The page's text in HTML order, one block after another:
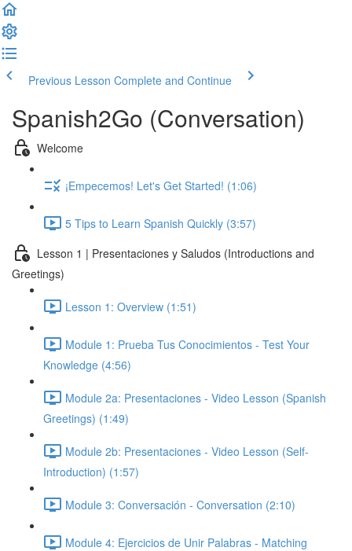
Previous Lesson Complete and Continue
Spanish2Go (Conversation)
Welcome
¡Empecemos! Let's Get Started! (1:06)
5 Tips to Learn Spanish Quickly (3:57)
Lesson 1 | Presentaciones y Saludos (Introductions and
Greetings)
Lesson 1: Overview (1:51)
Module 1: Prueba Tus Conocimientos - Test Your
Knowledge (4:56)
Module 2a: Presentaciones - Video Lesson (Spanish
Greetings) (1:49)
Module 2b: Presentaciones - Video Lesson (Self-
Introduction) (1:57)
Module 3: Conversación - Conversation (2:10)
Module 4: Ejercicios de Unir Palabras - Matching